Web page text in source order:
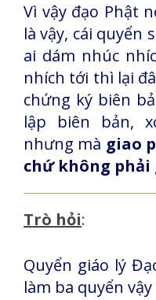
Vì vậy đạo Phật
là vậy, cái quyển
ai dám nhúc
nhích tới thì lại
chứng ký biên
lập biên bản,
nhưng mà giao
chứ không
Trò hỏi:
Quyển giáo lý
làm ba quyển